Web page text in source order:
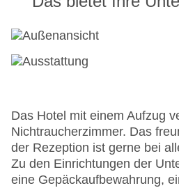
Das Hotel mit einem Aufzug
Nichtraucherzimmer. Das
der Rezeption ist gerne bei
Zu den Einrichtungen der
eine Gepäckaufbewahrung,